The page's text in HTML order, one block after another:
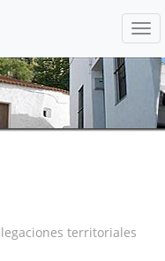
territoriales